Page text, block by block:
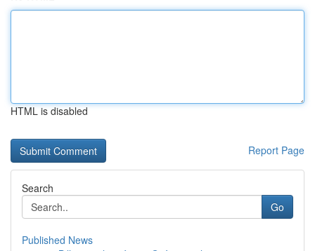
HTML is disabled
Report Page
Search
Go
Published News